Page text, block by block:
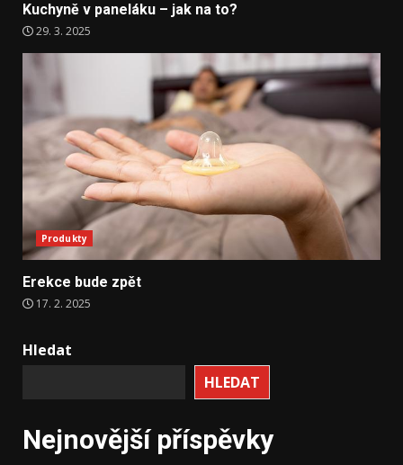
Kuchyně v paneláku – jak na to?
29. 3. 2025
Produkty
Erekce bude zpět
17. 2. 2025
Hledat
HLEDAT
Nejnovější příspěvky